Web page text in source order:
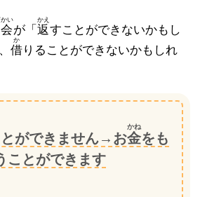
い
が「 返
かえ
すことができないかもし
借
か
りることができないかもしれ
とができません→お金
かね
をも
ことができます